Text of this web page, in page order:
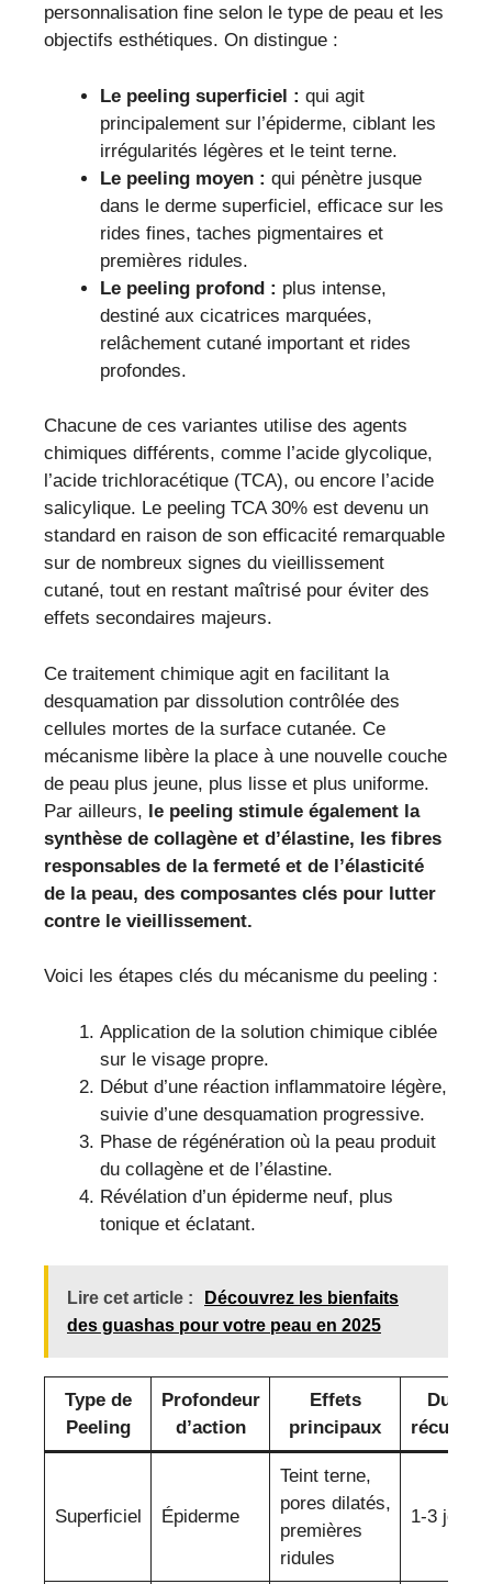
personnalisation fine selon le type de peau et les
objectifs esthétiques. On distingue :
Le peeling superficiel : qui agit
principalement sur l’épiderme, ciblant les
irrégularités légères et le teint terne.
Le peeling moyen : qui pénètre jusque
dans le derme superficiel, efficace sur les
rides fines, taches pigmentaires et
premières ridules.
Le peeling profond : plus intense,
destiné aux cicatrices marquées,
relâchement cutané important et rides
profondes.
Chacune de ces variantes utilise des agents
chimiques différents, comme l’acide glycolique,
l’acide trichloracétique (TCA), ou encore l’acide
salicylique. Le peeling TCA 30% est devenu un
standard en raison de son efficacité remarquable
sur de nombreux signes du vieillissement
cutané, tout en restant maîtrisé pour éviter des
effets secondaires majeurs.
Ce traitement chimique agit en facilitant la
desquamation par dissolution contrôlée des
cellules mortes de la surface cutanée. Ce
mécanisme libère la place à une nouvelle couche
de peau plus jeune, plus lisse et plus uniforme.
Par ailleurs, le peeling stimule également la
synthèse de collagène et d’élastine, les fibres
responsables de la fermeté et de l’élasticité
de la peau, des composantes clés pour lutter
contre le vieillissement.
Voici les étapes clés du mécanisme du peeling :
Application de la solution chimique ciblée
sur le visage propre.
Début d’une réaction inflammatoire légère,
suivie d’une desquamation progressive.
Phase de régénération où la peau produit
du collagène et de l’élastine.
Révélation d’un épiderme neuf, plus
tonique et éclatant.
Lire cet article :
Découvrez les bienfaits
des guashas pour votre peau en 2025
Type de
Peeling
Profondeur
d’action
Effets
principaux
Durée
Superficiel Épiderme
Teint terne,
pores dilatés,
premières
ridules
1-3 jours